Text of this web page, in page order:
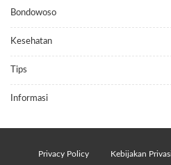
Bondowoso
Kesehatan
Tips
Informasi
Privacy Policy Kebijakan Privasi